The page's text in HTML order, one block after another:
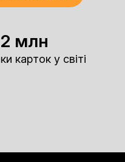
2 млн
карток у світі